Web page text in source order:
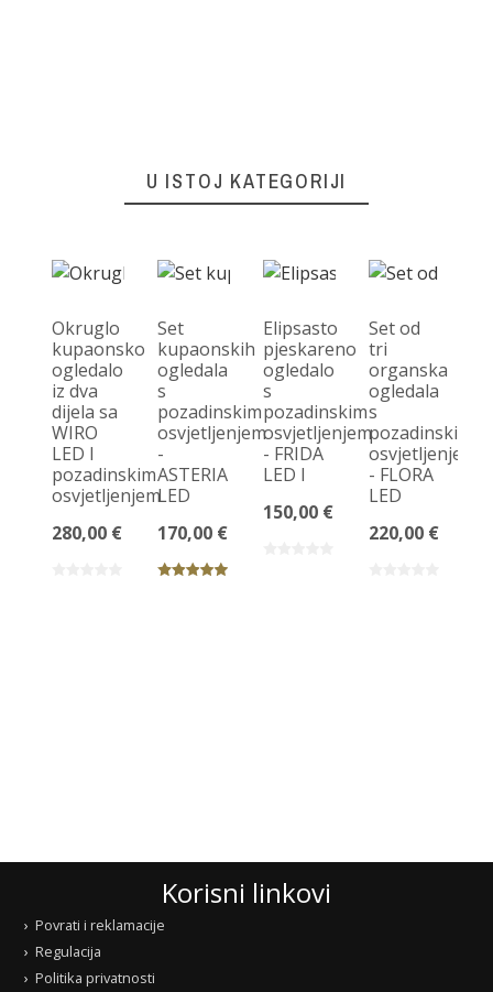
U ISTOJ KATEGORIJI
Okruglo
kupaonsko
ogledalo
iz dva
dijela sa
WIRO
LED I
pozadinskim
osvjetljenjem
280,00 €
Set
kupaonskih
ogledala
s
pozadinskim
osvjetljenjem
-
ASTERIA
LED
170,00 €
Elipsasto
pjeskareno
ogledalo
s
pozadinskim
osvjetljenjem
- FRIDA
LED I
150,00 €
Set od
tri
organska
ogledala
s
pozadinskim
osvjetljenjem
- FLORA
LED
220,00 €
Korisni linkovi
Povrati i reklamacije
Regulacija
Politika privatnosti